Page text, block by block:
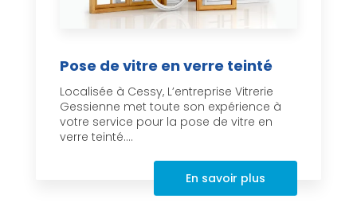
Pose de vitre en verre teinté
Localisée à Cessy, L’entreprise Vitrerie
Gessienne met toute son expérience à
votre service pour la pose de vitre en
verre teinté....
En savoir plus